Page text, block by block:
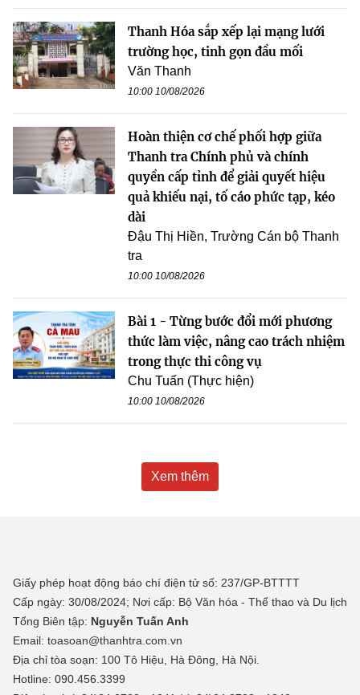
Thanh Hóa sắp xếp lại mạng lưới
trường học, tinh gọn đầu mối
Văn Thanh
10:00 10/08/2026
Hoàn thiện cơ chế phối hợp giữa
Thanh tra Chính phủ và chính
quyền cấp tỉnh để giải quyết hiệu
quả khiếu nại, tố cáo phức tạp, kéo
dài
Đậu Thị Hiền, Trường Cán bộ Thanh
tra
10:00 10/08/2026
Bài 1 - Từng bước đổi mới phương
thức làm việc, nâng cao trách nhiệm
trong thực thi công vụ
Chu Tuấn (Thực hiện)
10:00 10/08/2026
Xem thêm
Giấy phép hoạt động báo chí điện tử số: 237/GP-BTTTT
Cấp ngày: 30/08/2024; Nơi cấp: Bộ Văn hóa - Thể thao và Du lịch
Tổng Biên tập: Nguyễn Tuấn Anh
Email: toasoan@thanhtra.com.vn
Địa chỉ tòa soạn: 100 Tô Hiệu, Hà Đông, Hà Nội.
Hotline: 090.456.3399